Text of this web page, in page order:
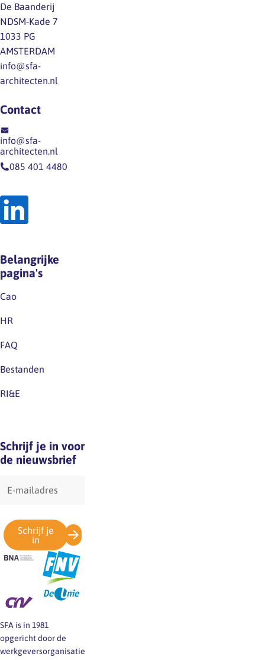
De Baanderij
NDSM-Kade 7
1033 PG
AMSTERDAM
info@sfa-
architecten.nl
Contact
info@sfa-
architecten.nl
085 401 4480
Belangrijke
pagina's
Cao
HR
FAQ
Bestanden
RI&E
Schrijf je in voor
de nieuwsbrief
mailadres
Schrijf je
in
SFA is in 1981
opgericht door de
werkgeversorganisatie